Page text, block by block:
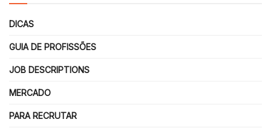
DICAS
GUIA DE PROFISSÕES
JOB DESCRIPTIONS
MERCADO
PARA RECRUTAR